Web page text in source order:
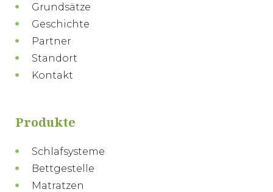
Grundsätze
Geschichte
Partner
Standort
Kontakt
Produkte
Schlafsysteme
Bettgestelle
Matratzen